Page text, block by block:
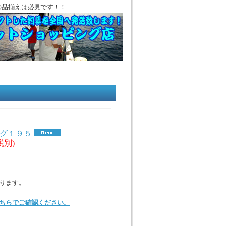
揃えは必見です！！
１９５
別)
ます。
らでご確認ください。